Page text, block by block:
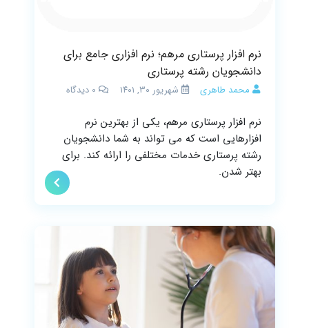
نرم افزار پرستاری مرهم؛ نرم افزاری جامع برای
دانشجویان رشته پرستاری
محمد طاهری شهریور ۳۰, ۱۴۰۱ 0 دیدگاه
نرم افزار پرستاری مرهم، یکی از بهترین نرم
افزارهایی است که می تواند به شما دانشجویان
رشته پرستاری خدمات مختلفی را ارائه کند. برای
بهتر شدن.